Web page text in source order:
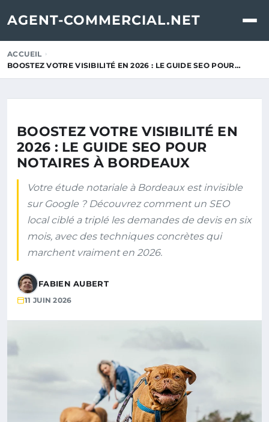
AGENT-COMMERCIAL.NET
ACCUEIL
BOOSTEZ VOTRE VISIBILITÉ EN 2026 : LE GUIDE SEO POUR…
BOOSTEZ VOTRE VISIBILITÉ EN
2026 : LE GUIDE SEO POUR
NOTAIRES À BORDEAUX
Votre étude notariale à Bordeaux est invisible
sur Google ? Découvrez comment un SEO
local ciblé a triplé les demandes de devis en six
mois, avec des techniques concrètes qui
marchent vraiment en 2026.
FABIEN AUBERT
11 JUIN 2026